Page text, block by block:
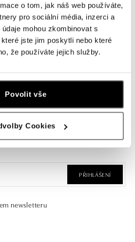
o tom, jak náš web používáte,
pro sociální média, inzerci a
mohou zkombinovat s
jste jim poskytli nebo které
že používáte jejich služby.
Povolit vše
Cookies
Fever
newsletteru
novinky a exkluzivní produkty.
PŘIHLÁŠENÍ
newsletteru